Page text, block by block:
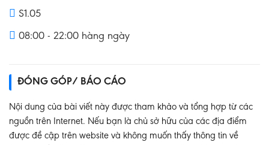
S1.05
08:00 - 22:00 hàng ngày
ĐÓNG GÓP/ BÁO CÁO
Nội dung của bài viết này được tham khảo và tổng hợp từ các
nguồn trên Internet. Nếu bạn là chủ sở hữu của các địa điểm
được đề cập trên website và không muốn thấy thông tin về